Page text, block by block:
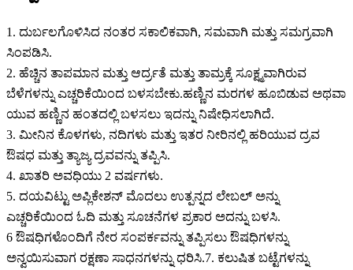
1. ದುರ್ಬಲಗೊಳಿಸಿದ ನಂತರ ಸಕಾಲಿಕವಾಗಿ, ಸಮವಾಗಿ ಮತ್ತು ಸಮಗ್ರವಾಗಿ
ಸಿಂಪಡಿಸಿ.
2. ಹೆಚ್ಚಿನ ತಾಪಮಾನ ಮತ್ತು ಆರ್ದ್ರತೆ ಮತ್ತು ತಾಮ್ರಕ್ಕೆ ಸೂಕ್ಷ್ಮವಾಗಿರುವ
ಬೆಳೆಗಳನ್ನು ಎಚ್ಚರಿಕೆಯಿಂದ ಬಳಸಬೇಕು.ಹಣ್ಣಿನ ಮರಗಳ ಹೂಬಿಡುವ ಅಥವಾ
ಯುವ ಹಣ್ಣಿನ ಹಂತದಲ್ಲಿ ಬಳಸಲು ಇದನ್ನು ನಿಷೇಧಿಸಲಾಗಿದೆ.
3. ಮೀನಿನ ಕೊಳಗಳು, ನದಿಗಳು ಮತ್ತು ಇತರ ನೀರಿನಲ್ಲಿ ಹರಿಯುವ ದ್ರವ
ಔಷಧ ಮತ್ತು ತ್ಯಾಜ್ಯ ದ್ರವವನ್ನು ತಪ್ಪಿಸಿ.
4. ಖಾತರಿ ಅವಧಿಯು 2 ವರ್ಷಗಳು.
5. ದಯವಿಟ್ಟು ಅಪ್ಲಿಕೇಶನ್ ಮೊದಲು ಉತ್ಪನ್ನದ ಲೇಬಲ್ ಅನ್ನು
ಎಚ್ಚರಿಕೆಯಿಂದ ಓದಿ ಮತ್ತು ಸೂಚನೆಗಳ ಪ್ರಕಾರ ಅದನ್ನು ಬಳಸಿ.
6 ಔಷಧಿಗಳೊಂದಿಗೆ ನೇರ ಸಂಪರ್ಕವನ್ನು ತಪ್ಪಿಸಲು ಔಷಧಿಗಳನ್ನು
ಅನ್ವಯಿಸುವಾಗ ರಕ್ಷಣಾ ಸಾಧನಗಳನ್ನು ಧರಿಸಿ.7. ಕಲುಷಿತ ಬಟ್ಟೆಗಳನ್ನು